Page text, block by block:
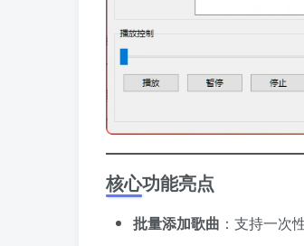
核心功能亮点
批量添加歌曲 ：支持一次